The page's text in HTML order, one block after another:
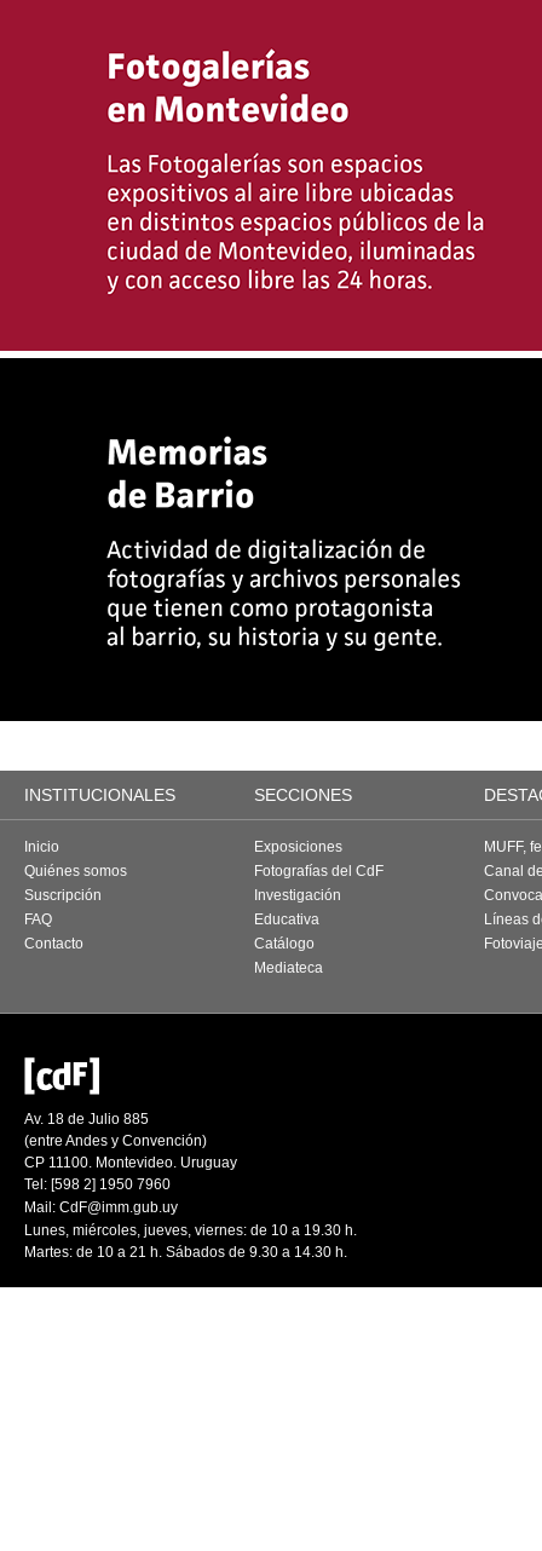
INSTITUCIONALES SECCIONES
Inicio
Quiénes somos
Suscripción
FAQ
Contacto
Exposiciones
Fotografías del CdF
Investigación
Educativa
Catálogo
Mediateca
MUFF,
Canal
Líneas
Av. 18 de Julio 885
(entre Andes y Convención)
CP 11100. Montevideo. Uruguay
Tel: [598 2] 1950 7960
Mail: CdF@imm.gub.uy
Lunes, miércoles, jueves, viernes: de 10 a 19.30 h.
Martes: de 10 a 21 h. Sábados de 9.30 a 14.30 h.